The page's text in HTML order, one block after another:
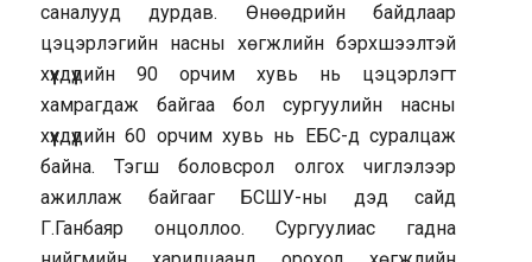
саналууд дурдав. Өнөөдрийн байдлаар
цэцэрлэгийн насны хөгжлийн бэрхшээлтэй
хүүхдүүдийн 90 орчим хувь нь цэцэрлэгт
хамрагдаж байгаа бол сургуулийн насны
хүүхдүүдийн 60 орчим хувь нь ЕБС-д суралцаж
байна. Тэгш боловсрол олгох чиглэлээр
ажиллаж байгааг БСШУ-ны дэд сайд
Г.Ганбаяр онцоллоо. Сургуулиас гадна